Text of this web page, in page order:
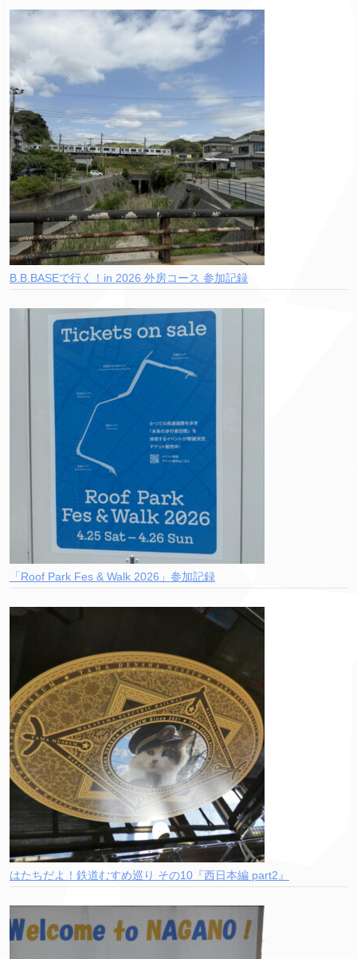
B.B.BASEで行く！in 2026 外房コース 参加記録
「Roof Park Fes & Walk 2026」参加記録
はたちだよ！鉄道むすめ巡り その10『西日本編 part2』